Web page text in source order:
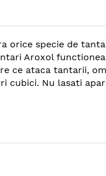
orice specie de
Aroxol
ce ataca tantarii,
cubici. Nu lasati